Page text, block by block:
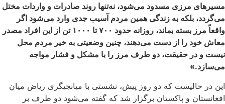
مسیرهای مرزی مسدود می‌شود، نه‌تنها روند صادرات و واردات مختل
می‌گردد، بلکه به زندگی همین مردم آسیب جدی وارد می‌شود اگر
واقعاً مرز بسته بماند، روزانه حدود ۷۰۰تا ۱۰۰۰ تن از این افراد مصدر
معاش خود را از دست می‌دهند، چنین وضعیتی به خیر مردم محل
نیست و در حقیقت، دو طرف مرز را با مشکل و فشار مواجه
می‌سازد.»
این در حالیست که دو روز پیش، نشستی با میانجیگری ریاض میان
افغانستان و پاکستان برگزار شد که گفته می‌شود دو طرف بر